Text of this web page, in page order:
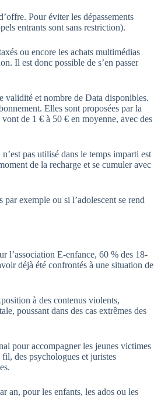
Pour éviter les dépassements
entrants sont sans restriction).
ou encore les achats multimédias
Il est donc possible de s’en passer
validité et nombre de Data disponibles.
Elles sont proposées par la
de 1 € à 50 € en moyenne, avec des
pas utilisé dans le temps imparti est
de la recharge et se cumuler avec
exemple ou si l’adolescent se rend
l’association E-enfance, 60 % des 18-
déjà été confrontés à une situation de
à des contenus violents,
poussant dans des cas extrêmes des
pour accompagner les jeunes victimes
des psychologues et juristes
an, pour les enfants, les ados ou les